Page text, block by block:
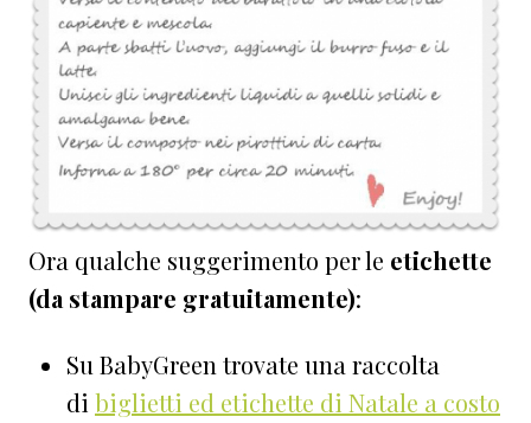
Ora qualche suggerimento per le etichette
(da stampare gratuitamente):
Su BabyGreen trovate una raccolta
di biglietti ed etichette di Natale a costo